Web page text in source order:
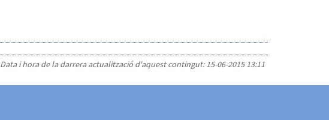
Data i hora de la darrera actualització d'aquest contingut:15-06-2015 13:11